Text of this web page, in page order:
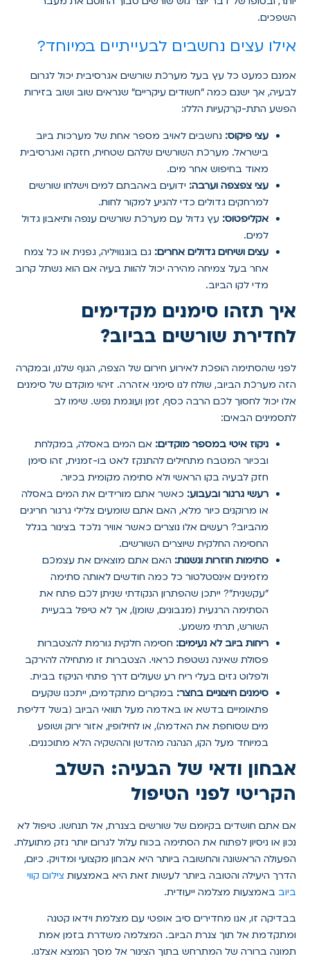
השפכים.
אילו עצים נחשבים לבעייתיים במיוחד?
אמנם כמעט כל עץ בעל מערכת שורשים אגרסיבית יכול לגרום
לבעיה, אך ישנם כמה "חשודים עיקריים" שנראים שוב ושוב בזירות
הפשע התת-קרקעיות הללו:
עצי פיקוס: נחשבים לאויב מספר אחת של מערכות ביוב
בישראל. מערכת השורשים שלהם שטחית, חזקה ואגרסיבית
מאוד בחיפוש אחר מים.
עצי צפצפה וערבה: ידועים באהבתם למים וישלחו שורשים
למרחקים גדולים כדי להגיע למקור לחות.
אקליפטוס: עץ גדול עם מערכת שורשים ענפה ותיאבון גדול
למים.
עצים ושיחים גדולים אחרים: גם בוגנוויליה, גפנית או כל צמח
אחר בעל צמיחה מהירה יכול להוות בעיה אם הוא נשתל קרוב
מדי לקו הביוב.
איך תזהו סימנים מקדימים
לחדירת שורשים בביוב?
לפני שהסתימה הופכת לאירוע חירום של הצפה, הגוף שלנו, ובמקרה
הזה מערכת הביוב, שולח לנו סימני אזהרה. זיהוי מוקדם של סימנים
אלו יכול לחסוך לכם הרבה כסף, זמן ועוגמת נפש. שימו לב
לתסמינים הבאים:
ניקוז איטי במספר מוקדים: אם המים באסלה, במקלחת
ובכיור המטבח מתחילים להתנקז לאט בו-זמנית, זהו סימן
חזק לבעיה בקו הראשי ולא סתימה מקומית בכיור.
רעשי גרגור ובעבוע: כאשר אתם מורידים את המים באסלה
או מרוקנים כיור מלא, האם אתם שומעים צלילי גרגור חריגים
מהביוב? רעשים אלו נוצרים כאשר אוויר נלכד בצינור בגלל
החסימה החלקית שיוצרים השורשים.
סתימות חוזרות ונשנות: האם אתם מוצאים את עצמכם
מזמינים אינסטלטור כל כמה חודשים לאותה סתימה
"עקשנית"? ייתכן שהפתרון הנקודתי שניתן לכם פתח את
הסתימה הרגעית (מגבונים, שומן), אך לא טיפל בבעיית
השורש, תרתי משמע.
ריחות ביוב לא נעימים: חסימה חלקית גורמת להצטברות
פסולת שאינה נשטפת כראוי. הצטברות זו מתחילה להירקב
ולפלוט גזים בעלי ריח רע שעולים דרך פתחי הניקוז בבית.
סימנים חיצוניים בחצר: במקרים מתקדמים, ייתכנו שקעים
פתאומיים בדשא או באדמה מעל תוואי הביוב (בשל דליפת
מים שסוחפת את האדמה), או לחילופין, אזור ירוק ושופע
במיוחד מעל הקו, הנהנה מהדשן וההשקיה הלא מתוכננים.
אבחון ודאי של הבעיה: השלב
הקריטי לפני הטיפול
אם אתם חושדים בקיומם של שורשים בצנרת, אל תנחשו. טיפול לא
נכון או ניסיון לפתוח את הסתימה בכוח עלול לגרום יותר נזק מתועלת.
הפעולה הראשונה והחשובה ביותר היא אבחון מקצועי ומדויק. כיום,
הדרך היעילה והטובה ביותר לעשות זאת היא באמצעות צילום קווי
ביוב באמצעות מצלמה ייעודית.
בבדיקה זו, אנו מחדירים סיב אופטי עם מצלמת וידאו קטנה
ומתקדמת אל תוך צנרת הביוב. המצלמה משדרת בזמן אמת
תמונה ברורה של המתרחש בתוך הצינור אל מסך הנמצא אצלנו.